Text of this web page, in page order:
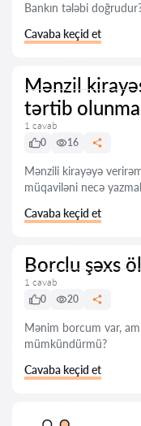
Bankın tələbi
Cavaba keçid et
Mənzil
tərtib
1 cavab
0
16
Mənzili kirayəyə
müqaviləni necə
Cavaba keçid et
Borclu şəxs
1 cavab
0
20
Mənim borcum var,
mümkündürmü?
Cavaba keçid et